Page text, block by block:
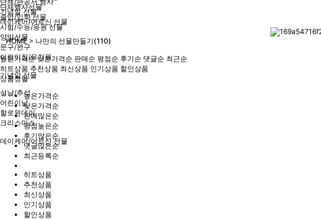
단체행사선물
졸업/입학 선물
시험/수능/응원 선물
양말선물
문구/완구
어린이집/유치원
기념일 선물
설날/추석
어린이날
할로윈데이
크리스마스
데이케어/어르신 선물
기념일 선물
데이케어/어르신 선물
HOME > 나만의 선물만들기(110)
높은가격순 낮은가격순 판매순 평점순 후기순 댓글순 최근순
히트상품 추천상품 최신상품 인기상품 할인상품
상품정렬
높은가격순
낮은가격순
판매많은순
평점높은순
후기많은순
댓글많은순
최근등록순
히트상품
추천상품
최신상품
인기상품
할인상품